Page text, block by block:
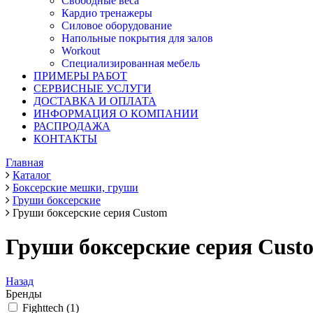
Кардио тренажеры
Силовое оборудование
Напольные покрытия для залов
Workout
Специализированная мебель
ПРИМЕРЫ РАБОТ
СЕРВИСНЫЕ УСЛУГИ
ДОСТАВКА И ОПЛАТА
ИНФОРМАЦИЯ О КОМПАНИИ
РАСПРОДАЖА
КОНТАКТЫ
Главная
Каталог
Боксерские мешки, груши
Груши боксерские
Груши боксерские серия Custom
Груши боксерские серия
Назад
Бренды
Fighttech (1)